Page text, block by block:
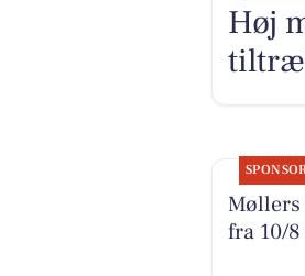
Høj
Møllers
fra 10/